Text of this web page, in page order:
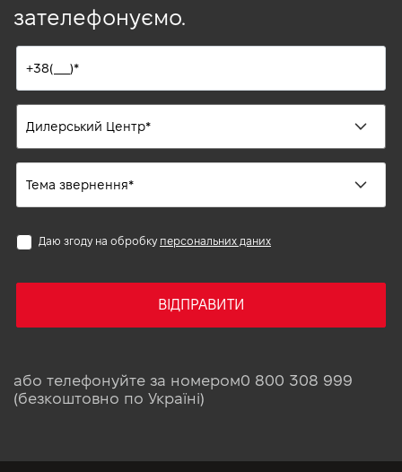
зателефонуємо.
Даю згоду на обробку персональних даних
ВІДПРАВИТИ
або телефонуйте за номером0 800 308 999
(безкоштовно по Україні)